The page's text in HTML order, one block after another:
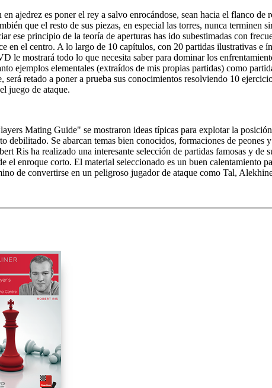
ajedrez es poner el rey a salvo enrocándose, sean hacia el flanco
que el resto de sus piezas, en especial las torres, nunca
ese principio de la teoría de aperturas has ido subestimadas con
en el centro. A lo largo de 10 capítulos, con 20 partidas ilustrativas
le mostrará todo lo que necesita saber para dominar los
ejemplos elementales (extraídos de mis propias partidas) como
será retado a poner a prueba sus conocimientos resolviendo 10
juego de ataque.
Mating Guide" se mostraron ideas típicas para explotar la
debilitado. Se abarcan temas bien conocidos, formaciones de
Ris ha realizado una interesante selección de partidas famosas y de
el enroque corto. El material seleccionado es un buen calentamiento
de convertirse en un peligroso jugador de ataque como Tal,
respuestas con vídeo
respuestas con vídeo
ejemplos